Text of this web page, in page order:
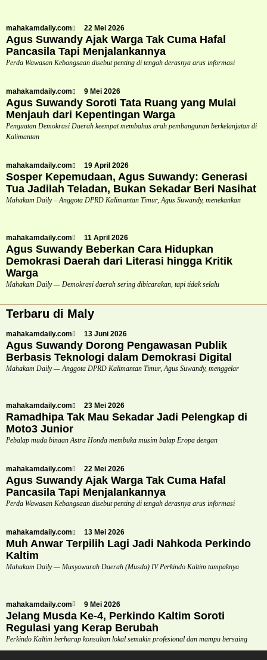
mahakamdaily.com 22 Mei 2026
Agus Suwandy Ajak Warga Tak Cuma Hafal
Pancasila Tapi Menjalankannya
Perda Wawasan Kebangsaan disebut penting di tengah derasnya arus informasi
mahakamdaily.com 9 Mei 2026
Agus Suwandy Soroti Tata Ruang yang Mulai
Menjauh dari Kepentingan Warga
Penguatan Demokrasi Daerah keempat membahas arah pembangunan berkelanjutan di
Kalimantan
mahakamdaily.com 19 April 2026
Sosper Kepemudaan, Agus Suwandy: Generasi
Tua Jadilah Teladan, Bukan Sekadar Beri Nasihat
Mahakam Daily – Anggota DPRD Kalimantan Timur, Agus Suwandy, menekankan
mahakamdaily.com 11 April 2026
Agus Suwandy Beberkan Cara Hidupkan
Demokrasi Daerah dari Literasi hingga Kritik
Warga
Mahakam Daily — Demokrasi daerah sering dibicarakan, tapi tidak selalu
Terbaru di Maly
mahakamdaily.com 13 Juni 2026
Agus Suwandy Dorong Pengawasan Publik
Berbasis Teknologi dalam Demokrasi Digital
Mahakam Daily — Anggota DPRD Kalimantan Timur, Agus Suwandy, menggelar
mahakamdaily.com 23 Mei 2026
Ramadhipa Tak Mau Sekadar Jadi Pelengkap di
Moto3 Junior
Pebalap muda binaan Astra Honda membuka musim balap Eropa dengan
mahakamdaily.com 22 Mei 2026
Agus Suwandy Ajak Warga Tak Cuma Hafal
Pancasila Tapi Menjalankannya
Perda Wawasan Kebangsaan disebut penting di tengah derasnya arus informasi
mahakamdaily.com 13 Mei 2026
Muh Anwar Terpilih Lagi Jadi Nahkoda Perkindo
Kaltim
Mahakam Daily — Musyawarah Daerah (Musda) IV Perkindo Kaltim tampaknya
mahakamdaily.com 9 Mei 2026
Jelang Musda Ke-4, Perkindo Kaltim Soroti
Regulasi yang Kerap Berubah
Perkindo Kaltim berharap konsultan lokal semakin profesional dan mampu bersaing